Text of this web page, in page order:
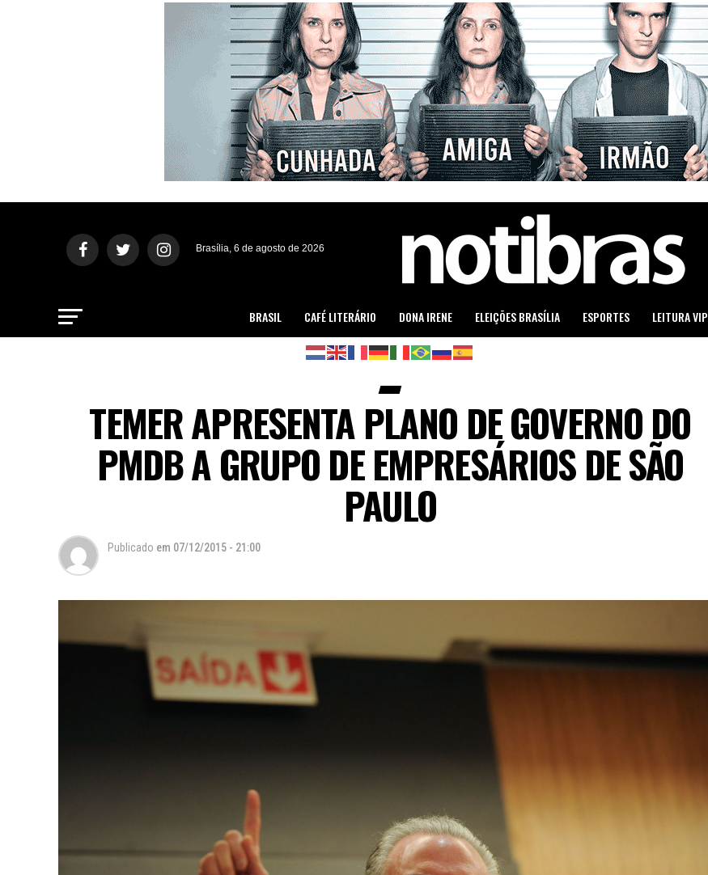
Brasília, 6 de agosto de 2026
BRASIL CAFÉ LITERÁRIO DONA IRENE ELEIÇÕES BRASÍLIA ESPORTES LEITURA VIP
TEMER APRESENTA PLANO DE GOVERNO DO
PMDB A GRUPO DE EMPRESÁRIOS DE SÃO
PAULO
Publicado em 07/12/2015 - 21:00